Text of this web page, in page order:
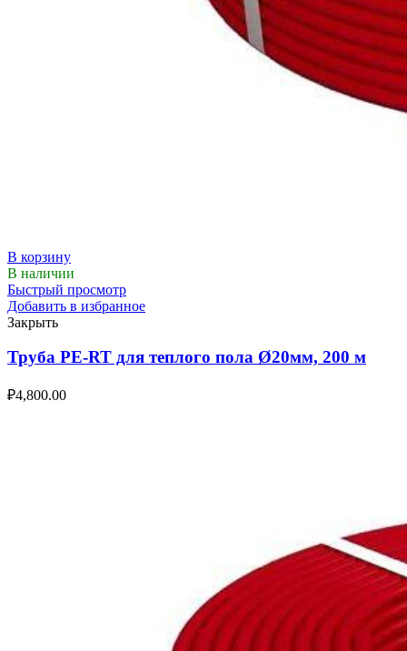
В корзину
В наличии
Быстрый просмотр
Добавить в избранное
Закрыть
Труба PE-RT для теплого пола Ø20мм, 200 м
₽4,800.00